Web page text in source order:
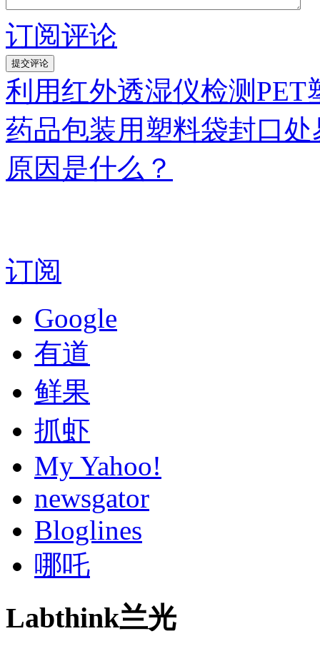
订阅评论
利用红外透湿仪检测
药品包装用塑料袋封口
原因是什么？
订阅
Google
有道
鲜果
抓虾
My Yahoo!
newsgator
Bloglines
哪吒
Labthink兰光